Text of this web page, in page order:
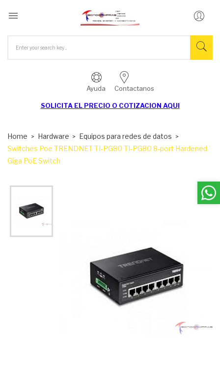

Ayuda Contactanos
SOLICITA EL PRECIO O COTIZACION AQUI
Home Hardware
Equipos para redes de datos
Switches Poe TRENDNET TI-PG80 TI-PG80 8-port Hardened
Giga PoE Switch